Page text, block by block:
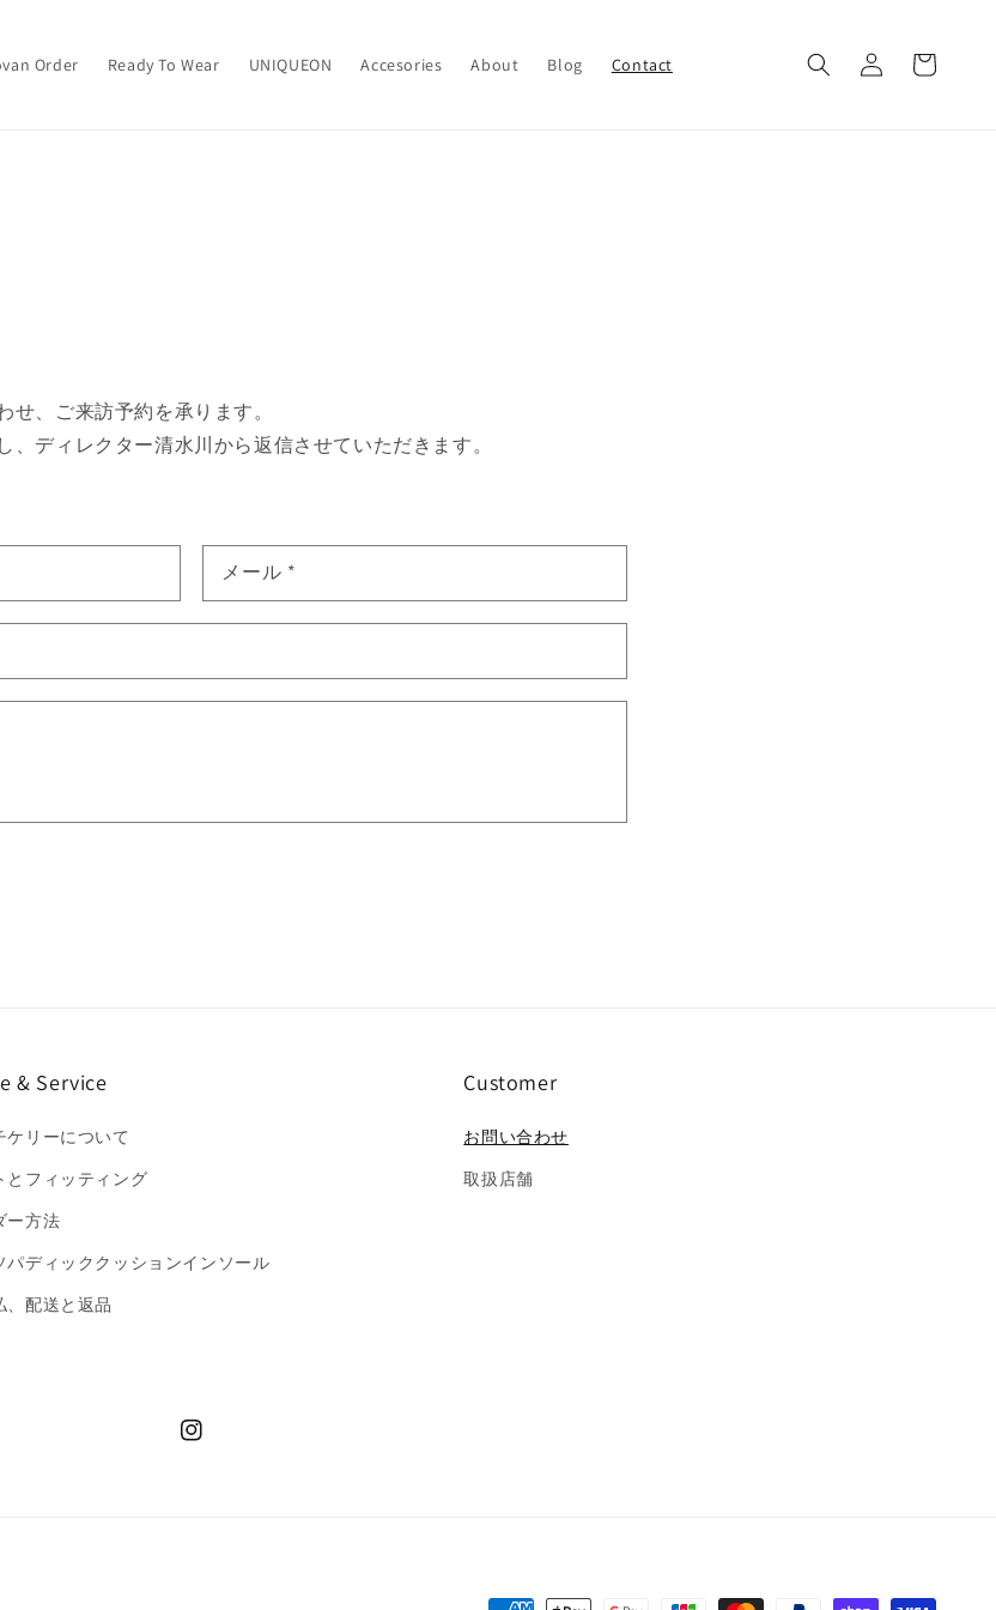
Order Ready To Wear UNIQUEON Accesories About Blog Contact
グ
イ
ー
、ご来訪予約を承ります。
、ディレクター清水川から返信させていただきます。
メール *
& Service
ケリーについて
とフィッティング
ー方法
パディッククッションインソール
、配送と返品
Customer
お問い合わせ
取扱店舗
Instagram